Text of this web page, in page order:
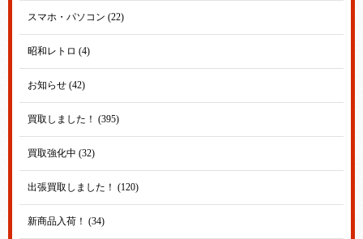
スマホ・パソコン (22)
昭和レトロ (4)
お知らせ (42)
買取しました！ (395)
買取強化中 (32)
出張買取しました！ (120)
新商品入荷！ (34)